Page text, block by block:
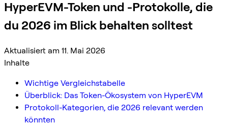
HyperEVM-Token und -Protokolle, die
du 2026 im Blick behalten solltest
Aktualisiert am 11. Mai 2026
Inhalte
Wichtige Vergleichstabelle
Überblick: Das Token-Ökosystem von HyperEVM
Protokoll-Kategorien, die 2026 relevant werden
könnten